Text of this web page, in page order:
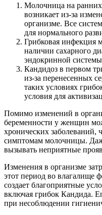
Молочница на ранних
возникает из-за
организме. Все
для нормального
Грибковая инфекция
наличии сахарного
эндокринной
Кандидоз в первом
из-за перенесенных
таких условиях
условия для
Помимо изменений в
беременности у женщин
хронических заболеваний,
симптомам молочницы.
вызывать неприятные
Изменения в организме
этот период во влагалище
создает благоприятные
включая грибок Кандида.
при несоблюдении